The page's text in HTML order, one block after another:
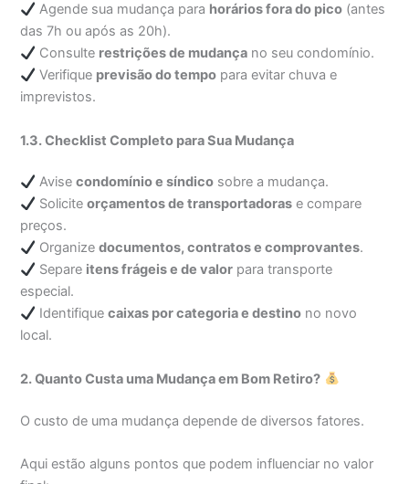
Agende sua mudança para horários fora do pico (antes
das 7h ou após as 20h).
Consulte restrições de mudança no seu condomínio.
Verifique previsão do tempo para evitar chuva e
imprevistos.
1.3. Checklist Completo para Sua Mudança
Avisecondomínio e síndico sobre a mudança.
Soliciteorçamentos de transportadoras e compare
preços.
Organizedocumentos, contratos e comprovantes.
Separe itens frágeis e de valor para transporte
especial.
Identifiquecaixas por categoria e destino no novo
local.
2. Quanto Custa uma Mudança em Bom Retiro?
O custo de uma mudança depende de diversos fatores.
Aqui estão alguns pontos que podem influenciar no valor